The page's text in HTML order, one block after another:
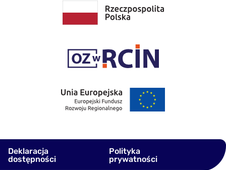
Deklaracja
dostępności
Polityka
prywatności